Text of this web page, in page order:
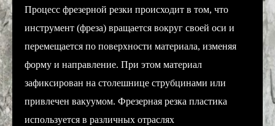
Процесс фрезерной резки происходит в том, что
инструмент (фреза) вращается вокруг своей оси и
перемещается по поверхности материала, изменяя
форму и направление. При этом материал
зафиксирован на столешнице струбцинами или
привлечен вакуумом. Фрезерная резка пластика
используется в различных отраслях